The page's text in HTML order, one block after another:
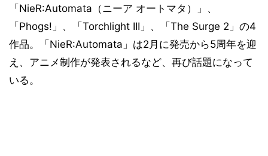
「NieR:Automata（ニーア オートマタ）」、
「Phogs!」、「Torchlight III」、「The Surge 2」の4
作品。「NieR:Automata」は2月に発売から5周年を迎
え、アニメ制作が発表されるなど、再び話題になって
いる。